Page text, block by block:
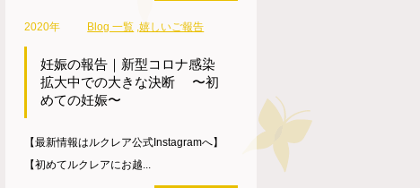
2020年 Blog 一覧 ,嬉しいご報告
妊娠の報告｜新型コロナ感染
拡大中での大きな決断 〜初
めての妊娠〜
【最新情報はルクレア公式Instagramへ】
【初めてルクレアにお越...